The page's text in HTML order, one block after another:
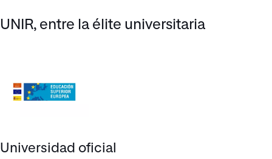
UNIR, entre la élite universitaria
Universidad oficial